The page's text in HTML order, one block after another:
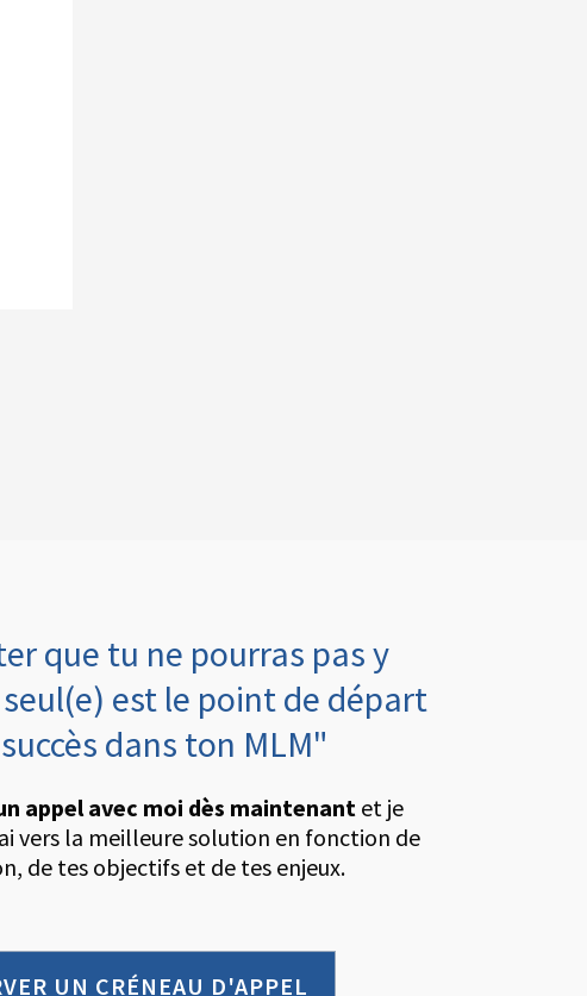
que tu ne pourras pas y
est le point de départ
dans ton MLM"
appel avec moi dès maintenantet je
vers la meilleure solution en fonction de
de tes objectifs et de tes enjeux.
UN CRÉNEAU D'APPEL